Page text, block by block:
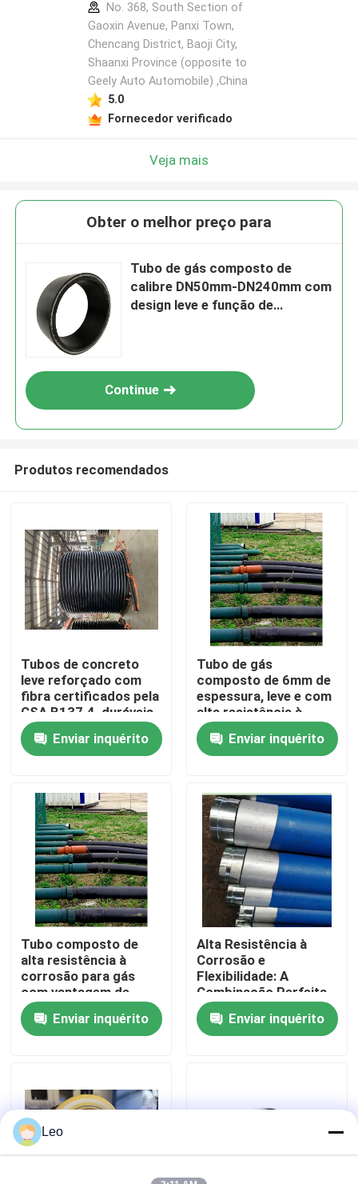
Casa
Show de RV
Quem Somos
Fábrica
Controle de Qualidade
Fale Conosco
Pedir um orçamento
Tubulações termoplásticos reforçadas
No. 368, South Section of
Gaoxin Avenue, Panxi Town,
Chencang District, Baoji City,
Shaanxi Province (opposite to
Geely Auto Automobile) ,China
5.0
Fornecedor verificado
Veja mais
Obter o melhor preço para
Tubo de gás composto de
calibre DN50mm-DN240mm com
design leve e função de
Continue
Produtos recomendados
Tubos de concreto
leve reforçado com
fibra certificados pela
CSA B137.4, duráveis
e resilientes para
qualquer projeto
Enviar inquérito
Tubo de gás
composto de 6mm de
espessura, leve e com
alta resistência à
corrosão para
aplicações industriais
Enviar inquérito
Tubo composto de
alta resistência à
corrosão para gás
com vantagem de
flexibilidade
Enviar inquérito
Alta Resistência à
Corrosão e
Flexibilidade: A
Combinação Perfeita
no Tubo Composto de
Alumínio e Polietileno
Enviar inquérito
Leo